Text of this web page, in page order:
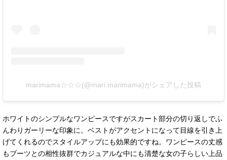
marimama☆☆☆(@mari.marimama)がシェアした投稿
ホワイトのシンプルなワンピースですがスカート部分の切り返しでふ
んわりガーリーな印象に。ベストがアクセントになって目線を引き上
げてくれるのでスタイルアップにも効果的ですね。ワンピースの丈感
もブーツとの相性抜群でカジュアルな中にも清楚な女の子らしい上品